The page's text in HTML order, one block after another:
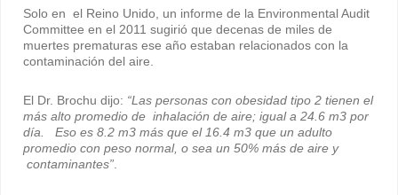
Solo en el Reino Unido, un informe de la Environmental Audit
Committee en el 2011 sugirió que decenas de miles de
muertes prematuras ese año estaban relacionados con la
contaminación del aire.
El Dr. Brochu dijo: “Las personas con obesidad tipo 2 tienen el
más alto promedio de inhalación de aire; igual a 24.6 m3 por
día. Eso es 8.2 m3 más que el 16.4 m3 que un adulto
promedio con peso normal, o sea un 50% más de aire y
contaminantes”.